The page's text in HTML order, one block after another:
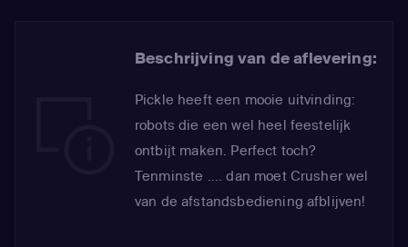
Beschrijving van de aflevering:
Pickle heeft een mooie uitvinding:
robots die een wel heel feestelijk
ontbijt maken. Perfect toch?
Tenminste .... dan moet Crusher wel
van de afstandsbediening afblijven!